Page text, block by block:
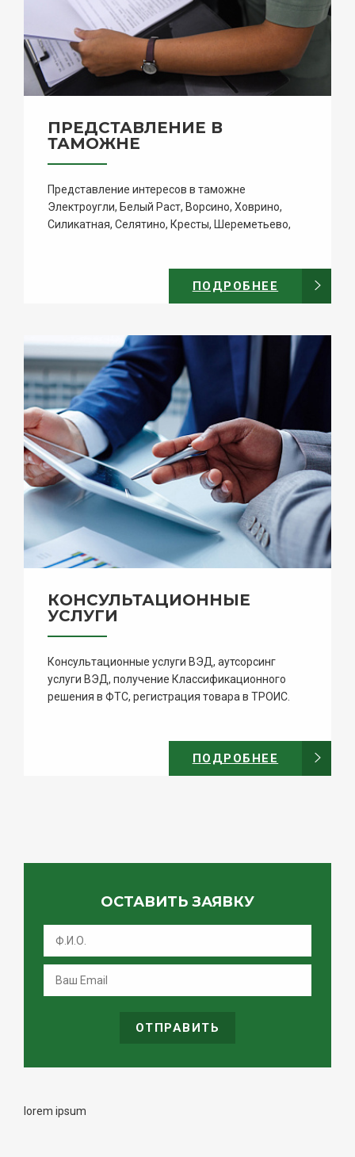
ПРЕДСТАВЛЕНИЕ В
ТАМОЖНЕ
Представление интересов в таможне
Электроугли, Белый Раст, Ворсино, Ховрино,
Силикатная, Селятино, Кресты, Шереметьево,
ПОДРОБНЕЕ
КОНСУЛЬТАЦИОННЫЕ
УСЛУГИ
Консультационные услуги ВЭД, аутсорсинг
услуги ВЭД, получение Классификационного
решения в ФТС, регистрация товара в ТРОИС.
ПОДРОБНЕЕ
ОСТАВИТЬ ЗАЯВКУ
ОТПРАВИТЬ
lorem ipsum